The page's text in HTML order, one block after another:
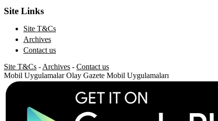
Site Links
Site T&Cs
Archives
Contact us
Site T&Cs - Archives - Contact us
Mobil Uygulamalar Olay Gazete Mobil Uygulamaları